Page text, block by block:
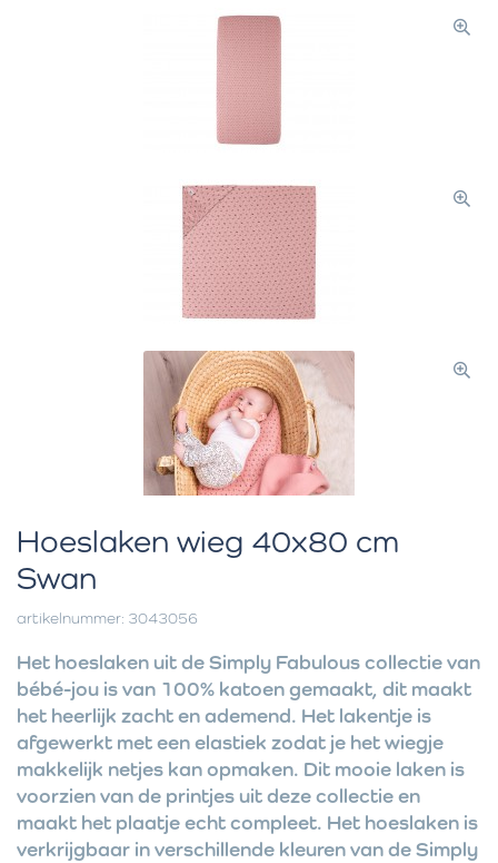
Hoeslaken wieg 40x80 cm
Swan
artikelnummer: 3043056
Het hoeslaken uit de Simply Fabulous collectie van
bébé-jou is van 100% katoen gemaakt, dit maakt
het heerlijk zacht en ademend. Het lakentje is
afgewerkt met een elastiek zodat je het wiegje
makkelijk netjes kan opmaken. Dit mooie laken is
voorzien van de printjes uit deze collectie en
maakt het plaatje echt compleet. Het hoeslaken is
verkrijgbaar in verschillende kleuren van de Simply